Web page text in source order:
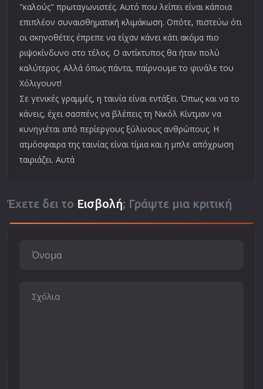
"καλούς" πρωταγωνιστές. Αυτό που λείπει είναι κάποια
επιπλέον συναισθηματική κλιμάκωση. Οπότε, πιστεύω ότι
οι σκηνοθέτες έπρεπε να είχαν κάνει κάτι ακόμα πιο
ριψοκίνδυνο στο τέλος. Ο αντίκτυπος θα ήταν πολύ
καλύτερος. Αλλά όπως πάντα, παίρνουμε το φινάλε του
Χόλιγουντ!
Σε γενικές γραμμές, η ταινία είναι εντάξει. Όπως και να το
κάνεις, έχει σασπένς να βλέπεις τη Νικόλ Κίντμαν να
κυνηγιέται από περίεργους ξύλινους ανθρώπους. Η
ατμόσφαιρα της ταινίας είναι τίμια και η μπλε απόχρωση
ταιριάζει. Αυτά
Έχετε δει το Εισβολή; Γράψτε μια κριτική